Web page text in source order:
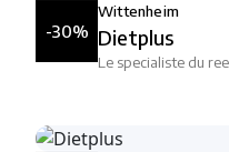
-30%
Wittenheim
Dietplus
Le specialiste du